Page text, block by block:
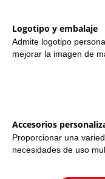
Logotipo y embalaje
Admite logotipo
mejorar la imagen de
Accesorios
Proporcionar una
necesidades de uso